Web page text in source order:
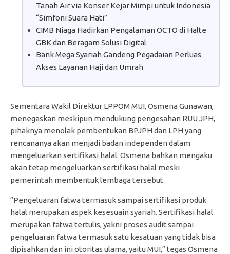
Tanah Air via Konser Kejar Mimpi untuk Indonesia
“Simfoni Suara Hati”
CIMB Niaga Hadirkan Pengalaman OCTO di Halte
GBK dan Beragam Solusi Digital
Bank Mega Syariah Gandeng Pegadaian Perluas
Akses Layanan Haji dan Umrah
Sementara Wakil Direktur LPPOM MUI, Osmena Gunawan,
menegaskan meskipun mendukung pengesahan RUU JPH,
pihaknya menolak pembentukan BPJPH dan LPH yang
rencananya akan menjadi badan independen dalam
mengeluarkan sertifikasi halal. Osmena bahkan mengaku
akan tetap mengeluarkan sertifikasi halal meski
pemerintah membentuk lembaga tersebut.
“Pengeluaran fatwa termasuk sampai sertifikasi produk
halal merupakan aspek kesesuain syariah. Sertifikasi halal
merupakan fatwa tertulis, yakni proses audit sampai
pengeluaran fatwa termasuk satu kesatuan yang tidak bisa
dipisahkan dan ini otoritas ulama, yaitu MUI,” tegas Osmena